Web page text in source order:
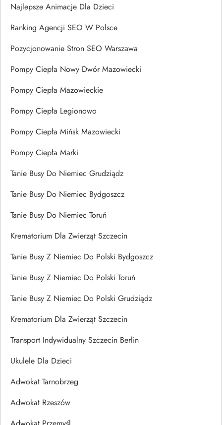
Najlepsze Animacje Dla Dzieci
Ranking Agencji SEO W Polsce
Pozycjonowanie Stron SEO Warszawa
Pompy Ciepła Nowy Dwór Mazowiecki
Pompy Ciepła Mazowieckie
Pompy Ciepła Legionowo
Pompy Ciepła Mińsk Mazowiecki
Pompy Ciepła Marki
Tanie Busy Do Niemiec Grudziądz
Tanie Busy Do Niemiec Bydgoszcz
Tanie Busy Do Niemiec Toruń
Krematorium Dla Zwierząt Szczecin
Tanie Busy Z Niemiec Do Polski Bydgoszcz
Tanie Busy Z Niemiec Do Polski Toruń
Tanie Busy Z Niemiec Do Polski Grudziądz
Krematorium Dla Zwierząt Szczecin
Transport Indywidualny Szczecin Berlin
Ukulele Dla Dzieci
Adwokat Tarnobrzeg
Adwokat Rzeszów